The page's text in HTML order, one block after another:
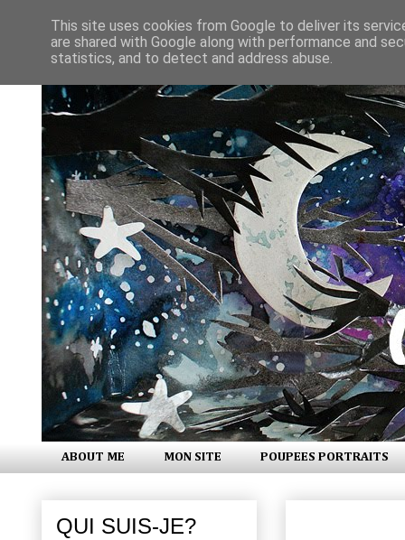
ABOUT ME MON SITE POUPEES PORTRAITS
QUI SUIS-JE?
This site uses cookies from Google to deliver its
are shared with Google along with performance and
statistics, and to detect and address abuse.